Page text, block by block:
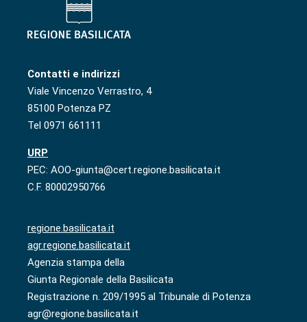
Contatti e indirizzi
Viale Vincenzo Verrastro, 4
85100 Potenza PZ
Tel 0971 661111
URP
PEC: AOO-giunta@cert.regione.basilicata.it
C.F. 80002950766
regione.basilicata.it
agr.regione.basilicata.it
Agenzia stampa della
Giunta Regionale della Basilicata
Registrazione n. 209/1995 al Tribunale di Potenza
agr@regione.basilicata.it